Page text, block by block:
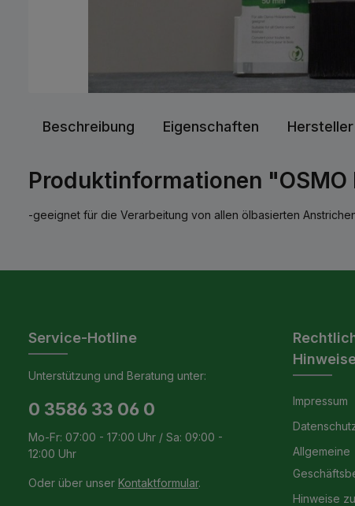
Beschreibung Eigenschaften Hersteller
Produktinformationen "OSMO
-geeignet für die Verarbeitung von allen ölbasierten
Service-Hotline
Unterstützung und Beratung unter:
0 3586 33 06 0
Mo-Fr: 07:00 - 17:00 Uhr / Sa: 09:00 -
12:00 Uhr
Oder über unser Kontaktformular.
Impressum
Allgemeine
Hinweise